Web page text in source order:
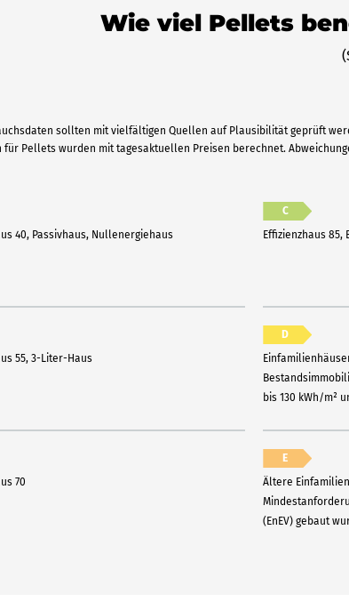
Wie viel Pellets
sollten mit vielfältigen Quellen auf Plausibilität geprüft
für Pellets wurden mit tagesaktuellen Preisen berechnet.
40, Passivhaus, Nullenergiehaus
55, 3-Liter-Haus
70
C
Effizienzhaus 85,
D
bis 130 kWh/m²
E
Ältere
(EnEV) gebaut